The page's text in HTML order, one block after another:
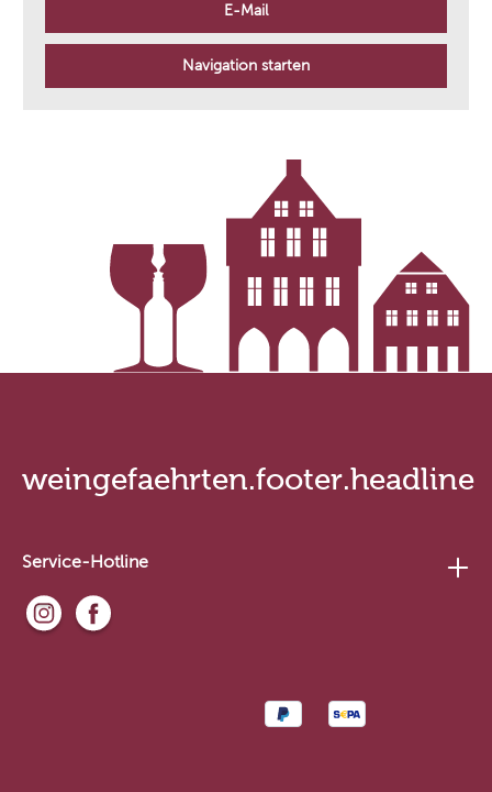
E-Mail
Navigation starten
weingefaehrten.footer.headline
Service-Hotline